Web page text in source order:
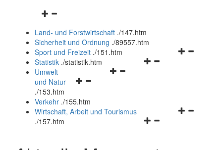
Navigationsmenü
und
schließen
Land- und Forstwirtschaft ./147.htm
Sicherheit und Ordnung ./89557.htm
Navigationsmenü
Sport und Freizeit ./151.htm
Navigationsmenü
Statistik ./statistik.htm
Navigationsmenü
und
schließen
Umwelt
und Natur
./153.htm
Verkehr ./155.htm
Navigationsmenü
Wirtschaft, Arbeit und Tourismus
./157.htm